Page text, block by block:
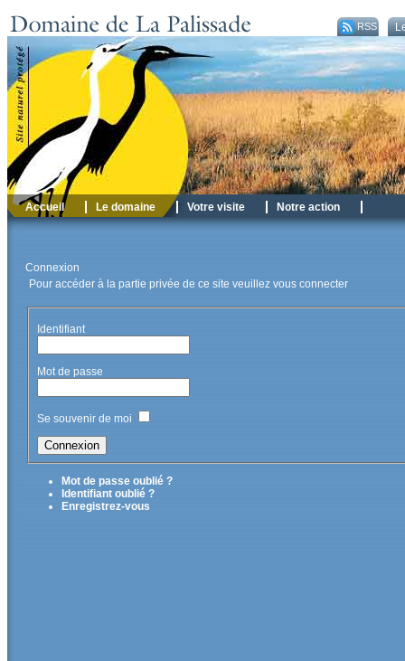
RSS
Accueil Le domaine Votre visite Notre action
Connexion
Pour accéder à la partie privée de ce site veuillez vous connecter
Identifiant
Mot de passe
Se souvenir de moi
Mot de passe oublié ?
Identifiant oublié ?
Enregistrez-vous